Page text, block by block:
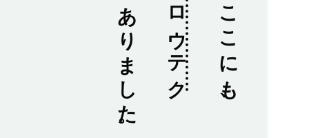
ありました。 ロウテク ここにも、